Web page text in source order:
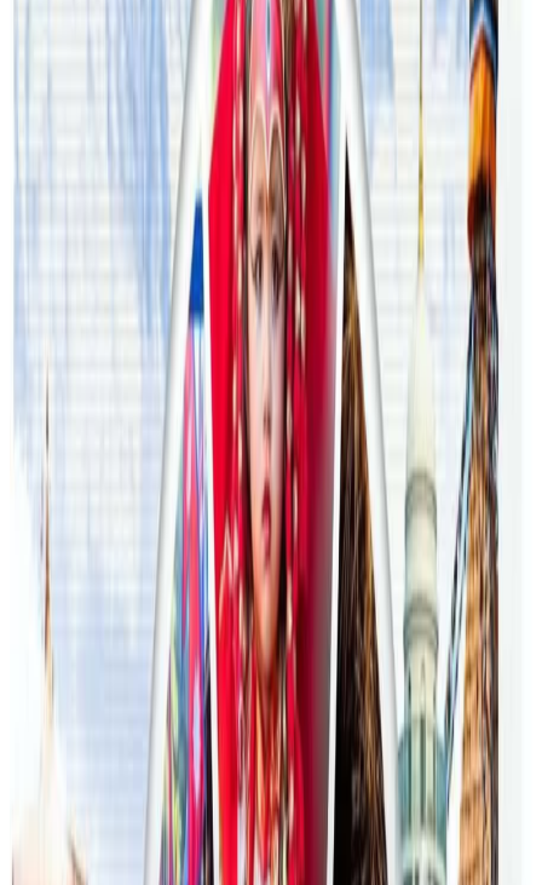
अस्ट्रेलियामा विवाह घट्यो, बढ्यो सम्बन्धविच्छेद
थापाथलीबाट अष्ट्रेलियाका घरको डिजाइन
२०२६ जुलाई २७
अष्ट्रेलियामा मन्त्रालयका कर्मचारीले भ्रष्टाचार गरेको
भेटिएपछि शिक्षा मन्त्रीले दिइन् राजीनामा
अन्तर्राष्ट्रिय विद्यार्थी आकर्षित गर्न भिक्टोरियाले बनायो
नयाँ रणनीति
२०२६ जुलाई २३
फिफा विश्वकपमा अस्ट्रेलियाको टोलीका लागि
रणनीति बनाउने नेपाली युवा
२०२६ जुलाई २३
एनपिएल अष्ट्रेलियाको पाँचौं संस्करणमा कृष्ण कार्की
सबैभन्दा महँगा खेलाडी
२०२६ जुलाई १९